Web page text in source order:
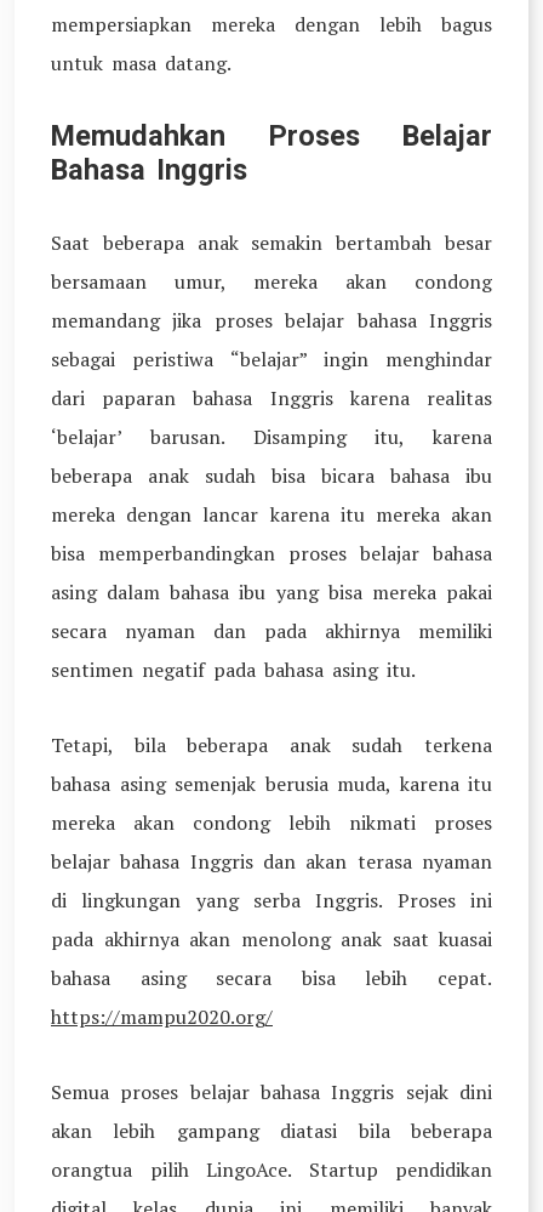
mempersiapkan mereka dengan lebih bagus
untuk masa datang.
Memudahkan Proses Belajar
Bahasa Inggris
Saat beberapa anak semakin bertambah besar
bersamaan umur, mereka akan condong
memandang jika proses belajar bahasa Inggris
sebagai peristiwa “belajar” ingin menghindar
dari paparan bahasa Inggris karena realitas
‘belajar’ barusan. Disamping itu, karena
beberapa anak sudah bisa bicara bahasa ibu
mereka dengan lancar karena itu mereka akan
bisa memperbandingkan proses belajar bahasa
asing dalam bahasa ibu yang bisa mereka pakai
secara nyaman dan pada akhirnya memiliki
sentimen negatif pada bahasa asing itu.
Tetapi, bila beberapa anak sudah terkena
bahasa asing semenjak berusia muda, karena itu
mereka akan condong lebih nikmati proses
belajar bahasa Inggris dan akan terasa nyaman
di lingkungan yang serba Inggris. Proses ini
pada akhirnya akan menolong anak saat kuasai
bahasa asing secara bisa lebih cepat.
https://mampu2020.org/
Semua proses belajar bahasa Inggris sejak dini
akan lebih gampang diatasi bila beberapa
orangtua pilih LingoAce. Startup pendidikan